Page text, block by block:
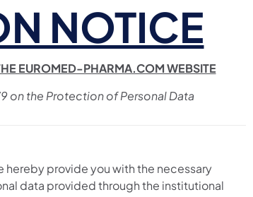
NOTICE
EUROMED-PHARMA.COM WEBSITE
on the Protection of Personal Data
hereby provide you with the necessary
data provided through the institutional